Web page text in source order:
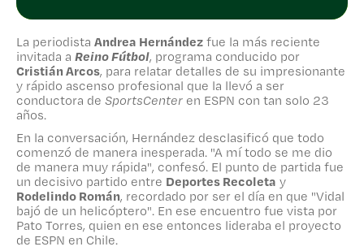
concluyó.
Si quieres conocer más detalles de esta
increíble historia, recuerda que el capítulo
completo de Reino Fútbol ya se encuentra
disponible en nuestro canal de Youtube.
La periodista Andrea Hernándezfue la más reciente
invitada a Reino Fútbol, programa conducido por
Cristián Arcos, para relatar detalles de su impresionante
y rápido ascenso profesional que la llevó a ser
conductora de SportsCenter en ESPN con tan solo 23
años.
En la conversación, Hernández desclasificó que todo
comenzó de manera inesperada. "A mí todo se me dio
de manera muy rápida", confesó. El punto de partida fue
un decisivo partido entre Deportes Recoleta y
Rodelindo Román, recordado por ser el día en que "Vidal
bajó de un helicóptero". En ese encuentro fue vista por
Pato Torres, quien en ese entonces lideraba el proyecto
de ESPN en Chile.